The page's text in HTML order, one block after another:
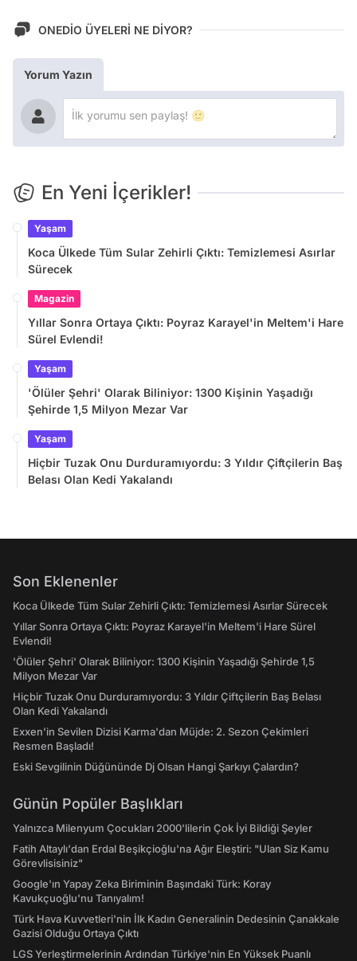
ONEDİO ÜYELERİ NE DİYOR?
Yorum Yazın
En Yeni İçerikler!
Yaşam
Koca Ülkede Tüm Sular Zehirli Çıktı: Temizlemesi Asırlar
Sürecek
Magazin
Yıllar Sonra Ortaya Çıktı: Poyraz Karayel'in Meltem'i Hare
Sürel Evlendi!
Yaşam
'Ölüler Şehri' Olarak Biliniyor: 1300 Kişinin Yaşadığı
Şehirde 1,5 Milyon Mezar Var
Yaşam
Hiçbir Tuzak Onu Durduramıyordu: 3 Yıldır Çiftçilerin Baş
Belası Olan Kedi Yakalandı
Son Eklenenler
Koca Ülkede Tüm Sular Zehirli Çıktı: Temizlemesi Asırlar Sürecek
Yıllar Sonra Ortaya Çıktı: Poyraz Karayel'in Meltem'i Hare Sürel
Evlendi!
'Ölüler Şehri' Olarak Biliniyor: 1300 Kişinin Yaşadığı Şehirde 1,5
Milyon Mezar Var
Hiçbir Tuzak Onu Durduramıyordu: 3 Yıldır Çiftçilerin Baş Belası
Olan Kedi Yakalandı
Exxen'in Sevilen Dizisi Karma'dan Müjde: 2. Sezon Çekimleri
Resmen Başladı!
Eski Sevgilinin Düğününde Dj Olsan Hangi Şarkıyı Çalardın?
Günün Popüler Başlıkları
Yalnızca Milenyum Çocukları 2000'lilerin Çok İyi Bildiği Şeyler
Fatih Altaylı'dan Erdal Beşikçioğlu'na Ağır Eleştiri: "Ulan Siz Kamu
Görevlisisiniz"
Google'ın Yapay Zeka Biriminin Başındaki Türk: Koray
Kavukçuoğlu'nu Tanıyalım!
Türk Hava Kuvvetleri'nin İlk Kadın Generalinin Dedesinin Çanakkale
Gazisi Olduğu Ortaya Çıktı
LGS Yerleştirmelerinin Ardından Türkiye'nin En Yüksek Puanlı